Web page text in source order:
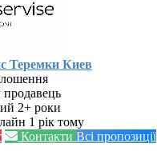
Теремки Киев
2+ роки
1 рік тому
Контакти Всі пропозиції